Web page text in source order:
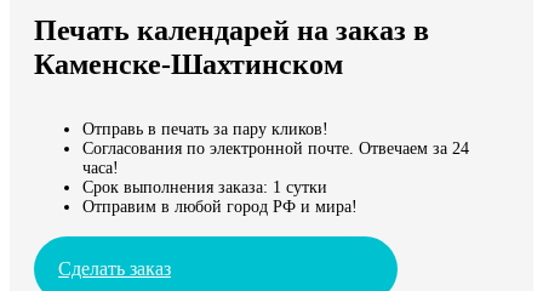
Мы доставляем по всему миру
Продолжить без города
Печать календарей на заказ в
Каменске-Шахтинском
Отправь в печать за пару кликов!
Согласования по электронной почте. Отвечаем за 24
часа!
Срок выполнения заказа: 1 сутки
Отправим в любой город РФ и мира!
Сделать заказ